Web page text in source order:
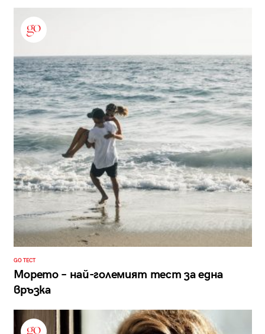
GO ТЕСТ
Морето – най-големият тест за една
връзка